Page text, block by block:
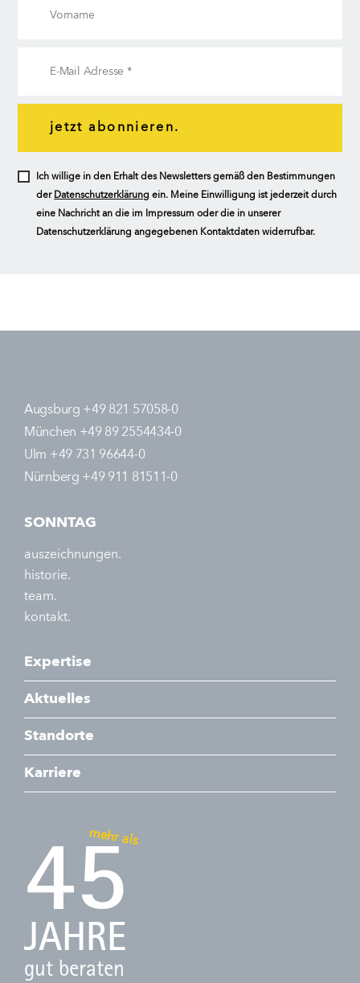
jetzt abonnieren.
Ich willige in den Erhalt des Newsletters gemäß den Bestimmungen
der Datenschutzerklärung ein. Meine Einwilligung ist jederzeit durch
eine Nachricht an die im Impressum oder die in unserer
Datenschutzerklärung angegebenen Kontaktdaten widerrufbar.
Augsburg +49 821 57058-0
München +49 89 2554434-0
Ulm +49 731 96644-0
Nürnberg +49 911 81511-0
SONNTAG
auszeichnungen.
historie.
team.
kontakt.
Expertise
Aktuelles
Standorte
Karriere
mehr als
45
JAHRE
gut beraten